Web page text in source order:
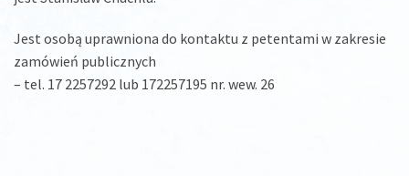
Jest osobą uprawniona do kontaktu z petentami w zakresie
zamówień publicznych
– tel. 17 2257292 lub 172257195 nr. wew. 26